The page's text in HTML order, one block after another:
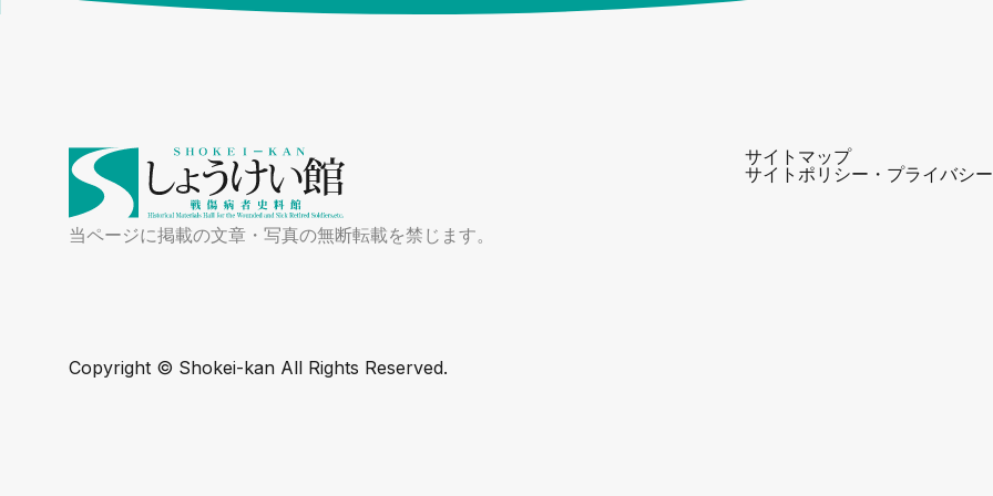
当ページに掲載の文章・写真の無断転載を禁じます。
サイトマップ
サイトポリシー・プライバシ
Copyright ©️ Shokei-kan All Rights Reserved.